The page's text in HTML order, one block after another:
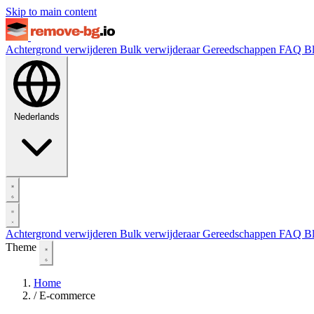
Skip to main content
Achtergrond verwijderen Bulk verwijderaarGereedschappen FAQ
Nederlands
Achtergrond verwijderen Bulk verwijderaarGereedschappen FAQ
Theme
Home
/ E-commerce